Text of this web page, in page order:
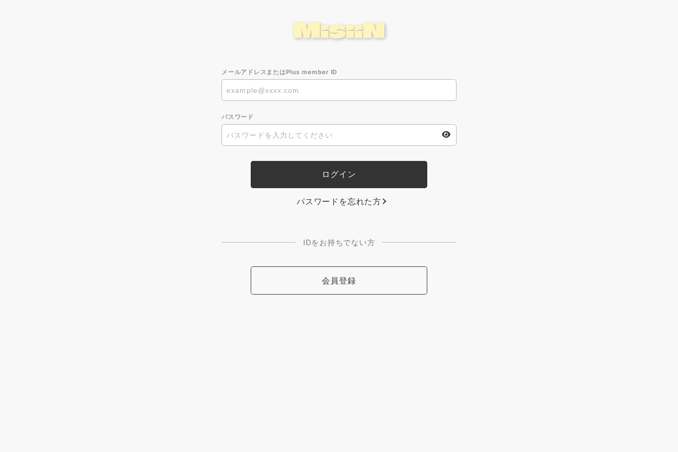
メールアドレスまたはPlus member ID
パスワード
パスワードを忘れた方
IDをお持ちでない方
会員登録